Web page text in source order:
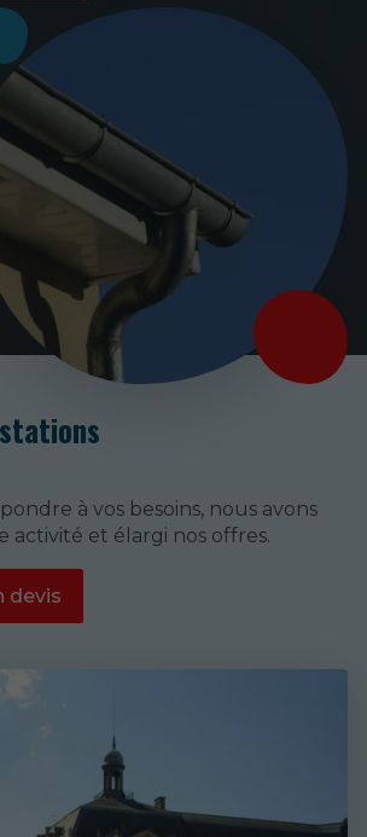
à vos besoins, nous avons
activité et élargi nos offres.
devis